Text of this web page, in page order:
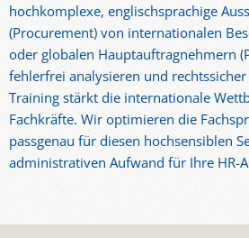
hochkomplexe, englischsprachige
(Procurement) von internationalen
oder globalen Hauptauftragnehmern
fehlerfrei analysieren und rechtssicher
Training stärkt die internationale
Fachkräfte. Wir optimieren die
passgenau für diesen hochsensiblen
administrativen Aufwand für Ihre HR-